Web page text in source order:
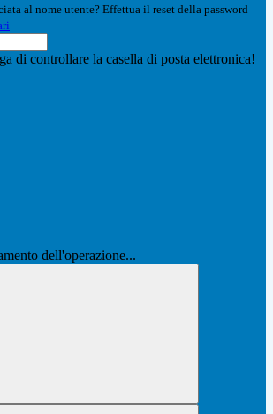
al nome utente? Effettua il reset della password
di controllare la casella di posta elettronica!
dell'operazione...